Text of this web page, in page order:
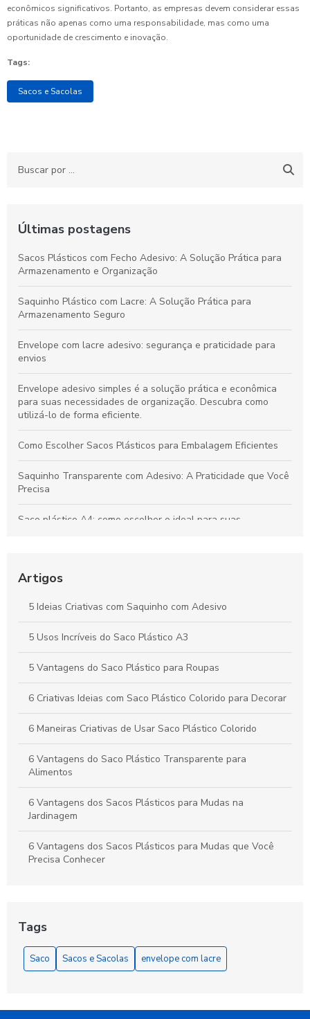
econômicos significativos. Portanto, as empresas devem considerar essas
práticas não apenas como uma responsabilidade, mas como uma
oportunidade de crescimento e inovação.
Tags:
Sacos e Sacolas
Últimas postagens
Sacos Plásticos com Fecho Adesivo: A Solução Prática para
Armazenamento e Organização
Saquinho Plástico com Lacre: A Solução Prática para
Armazenamento Seguro
Envelope com lacre adesivo: segurança e praticidade para
envios
Envelope adesivo simples é a solução prática e econômica
para suas necessidades de organização. Descubra como
utilizá-lo de forma eficiente.
Como Escolher Sacos Plásticos para Embalagem Eficientes
Saquinho Transparente com Adesivo: A Praticidade que Você
Precisa
Saco plástico A4: como escolher o ideal para suas
corretamente
Vantagens e Aplicações do Saco Polipropileno no Dia a Dia
Artigos
5 Ideias Criativas com Saquinho com Adesivo
5 Usos Incríveis do Saco Plástico A3
5 Vantagens do Saco Plástico para Roupas
6 Criativas Ideias com Saco Plástico Colorido para Decorar
6 Maneiras Criativas de Usar Saco Plástico Colorido
6 Vantagens do Saco Plástico Transparente para
Alimentos
6 Vantagens dos Sacos Plásticos para Mudas na
Jardinagem
6 Vantagens dos Sacos Plásticos para Mudas que Você
Precisa Conhecer
Benefícios do Saco Plástico Transparente
Benefícios do Saco Polipropileno
Tags
Saco Sacos e Sacolas envelope com lacre